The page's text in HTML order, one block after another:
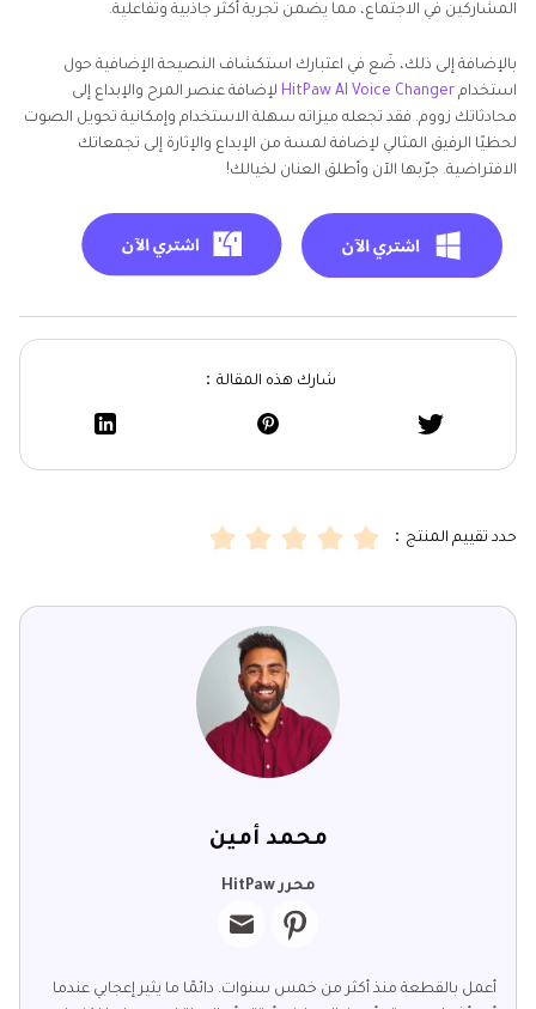
المشاركين في الاجتماع، مما يضمن تجربة أكثر جاذبية وتفاعلية.
بالإضافة إلى ذلك، ضَع في اعتبارك استكشاف النصيحة الإضافية حول
استخدام HitPaw AI Voice Changer لإضافة عنصر المرح والإبداع إلى
محادثاتك زووم. فقد تجعله ميزاته سهلة الاستخدام وإمكانية تحويل الصوت
لحظيًا الرفيق المثالي لإضافة لمسة من الإبداع والإثارة إلى تجمعاتك
الافتراضية. جرّبها الآن وأطلق العنان لخيالك!
شارك هذه المقالة：
حدد تقييم المنتج：
محمد أمين
محرر HitPaw
أعمل بالقطعة منذ أكثر من خمس سنوات. دائمًا ما يثير إعجابي عندما